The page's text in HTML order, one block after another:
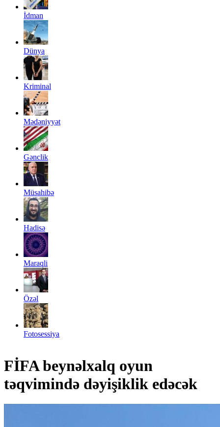
İdman
Dünya
Kriminal
Mədəniyyət
Gənclik
Müsahibə
Hadisə
Maraqli
Özəl
Fotosessiya
FİFA beynəlxalq oyun
təqvimində dəyişiklik edəcək